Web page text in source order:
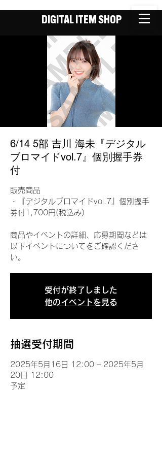
DIGITAL ITEM SHOP
6/14 5部 吉川 海未『デジタル
ブロマイドvol.7』個別握手券
付
販売商品
・『デジタルブロマイドvol.7』個別握手
券付1,700円(税込み)
商品やイベントの詳細、応募期間などは
以下イベントについてをご確認くださ
い。
受付が終了しました
他のイベントを見る
抽選受付期間
2025年5月16日 12:00 – 2025年5月
20日 12:00
予定